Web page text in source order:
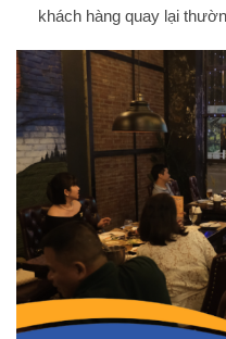
khách hàng quay lại